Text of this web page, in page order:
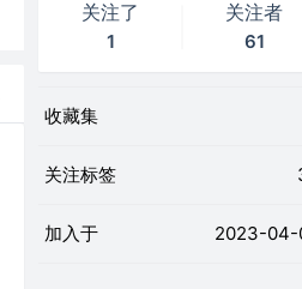
关注了
1
关注者
61
收藏集
关注标签
加入于 2023-04-